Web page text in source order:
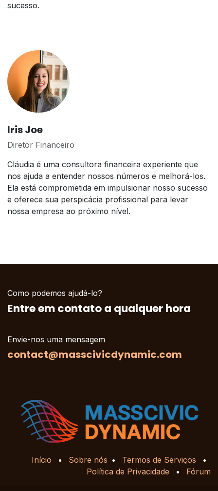
sucesso.
Iris Joe
Diretor Financeiro
Cláudia é uma consultora financeira experiente que
nos ajuda a entender nossos números e melhorá-los.
Ela está comprometida em impulsionar nosso sucesso
e oferece sua perspicácia profissional para levar
nossa empresa ao próximo nível.
Como podemos ajudá-lo?
Entre em contato a qualquer hora
Envie-nos uma mensagem
contact@masscivicdynamic.com
Início • Sobre nós • Termos de Serviços
•
Política de Privacidade
• Fórum